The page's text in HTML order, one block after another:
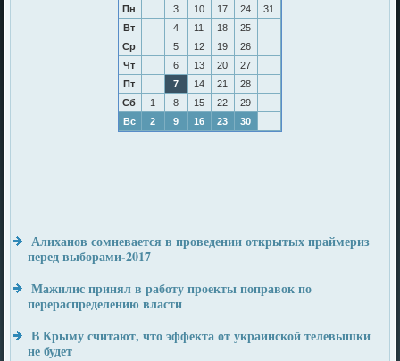
Пн 3 10 17 24
31
Вт
4 11 18
25
Ср
5 12 19
26
Чт
6 13 20
27
Пт
7 14 21
28
Сб
1 8 15 22
29
Вс
2 9 16 23 30
Алиханов сомневается в проведении открытых праймериз
перед выборами-2017
Мажилис принял в работу проекты поправок по
перераспределению власти
В Крыму считают, что эффекта от украинской телевышки
не будет